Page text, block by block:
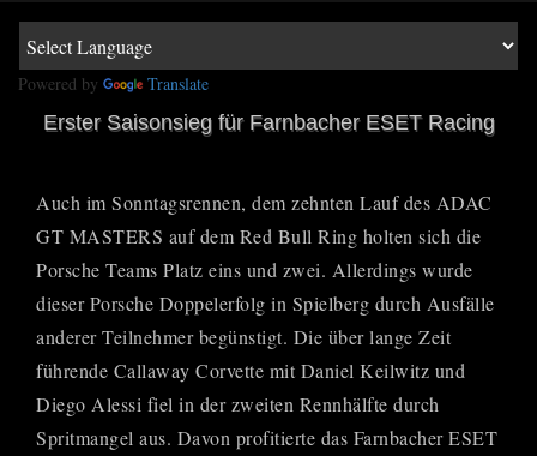
Powered by Translate
Erster Saisonsieg für Farnbacher ESET Racing
Auch im Sonntagsrennen, dem zehnten Lauf des ADAC
GT MASTERS auf dem Red Bull Ring holten sich die
Porsche Teams Platz eins und zwei. Allerdings wurde
dieser Porsche Doppelerfolg in Spielberg durch Ausfälle
anderer Teilnehmer begünstigt. Die über lange Zeit
führende Callaway Corvette mit Daniel Keilwitz und
Diego Alessi fiel in der zweiten Rennhälfte durch
Spritmangel aus. Davon profitierte das Farnbacher ESET